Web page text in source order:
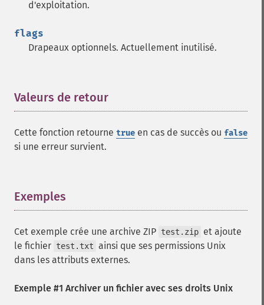
d'exploitation.
flags
Drapeaux optionnels. Actuellement inutilisé.
Valeurs de retour
Cette fonction retourne true en cas de succès ou false
si une erreur survient.
Exemples
Cet exemple crée une archive ZIP test.zip et ajoute
le fichier test.txt ainsi que ses permissions Unix
dans les attributs externes.
Exemple #1 Archiver un fichier avec ses droits Unix